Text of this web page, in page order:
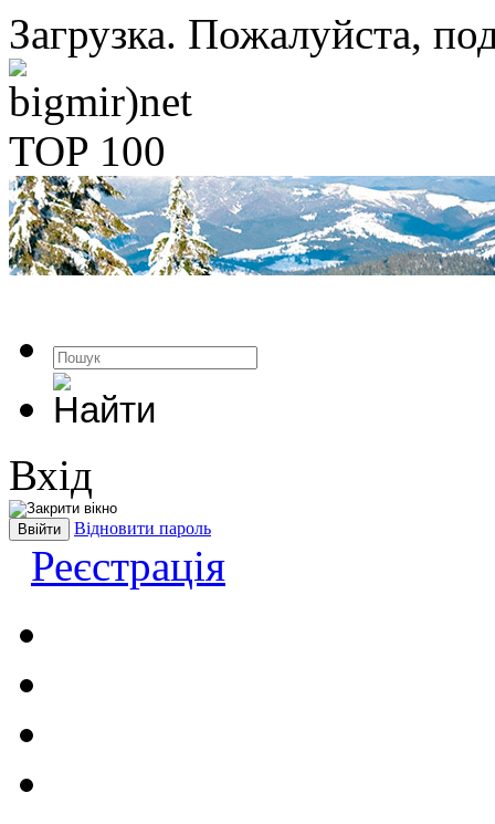
Загрузка. Пожалуйста,
Вхід
Відновити пароль
Реєстрація